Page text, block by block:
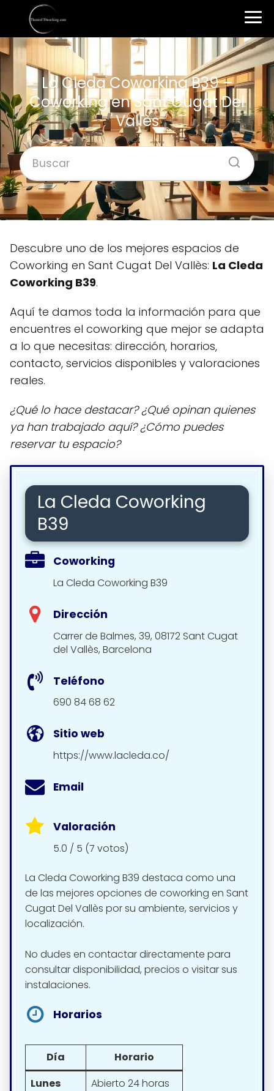
La Cleda Coworking B39 –
Coworking en Sant Cugat Del
Vallès
Descubre uno de los mejores espacios de
Coworking en Sant Cugat Del Vallès: La Cleda
Coworking B39.
Aquí te damos toda la información para que
encuentres el coworking que mejor se adapta
a lo que necesitas: dirección, horarios,
contacto, servicios disponibles y valoraciones
reales.
¿Qué lo hace destacar? ¿Qué opinan quienes
ya han trabajado aquí? ¿Cómo puedes
reservar tu espacio?
La Cleda Coworking
B39
Coworking
La Cleda Coworking B39
Dirección
Carrer de Balmes, 39, 08172 Sant Cugat
del Vallès, Barcelona
Teléfono
690 84 68 62
Sitio web
https://www.lacleda.co/
Email
Valoración
5.0 / 5 (7 votos)
La Cleda Coworking B39 destaca como una
de las mejores opciones de coworking en Sant
Cugat Del Vallès por su ambiente, servicios y
localización.
No dudes en contactar directamente para
consultar disponibilidad, precios o visitar sus
instalaciones.
Horarios
Día
Horario
Lunes
Abierto 24 horas